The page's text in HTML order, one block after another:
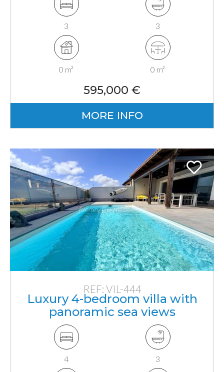
3 3
0 m² 0 m²
595,000 €
MORE INFO
REF: VIL-444
Luxury 4-bedroom villa with
panoramic sea views
4 3